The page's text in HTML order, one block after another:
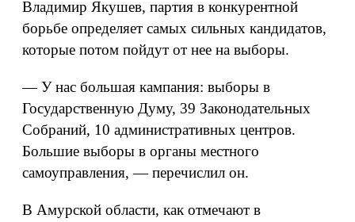
Владимир Якушев, партия в конкурентной
борьбе определяет самых сильных кандидатов,
которые потом пойдут от нее на выборы.
— У нас большая кампания: выборы в
Государственную Думу, 39 Законодательных
Собраний, 10 административных центров.
Большие выборы в органы местного
самоуправления, — перечислил он.
В Амурской области, как отмечают в